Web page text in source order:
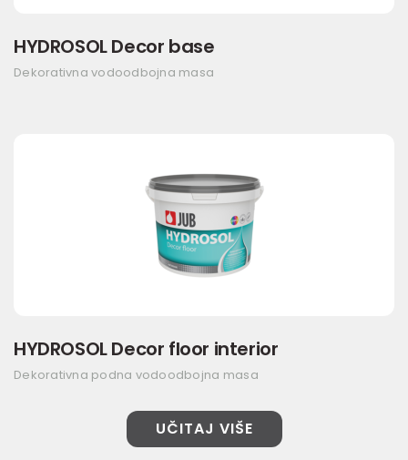
HYDROSOL Decor base
Dekorativna vodoodbojna masa
HYDROSOL Decor floor interior
Dekorativna podna vodoodbojna masa
UČITAJ VIŠE